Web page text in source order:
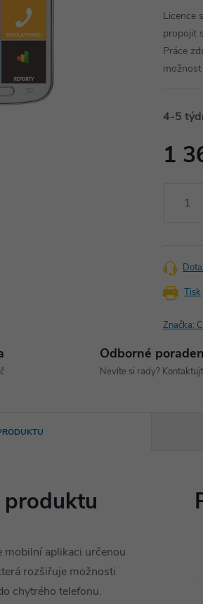
Licence
propojit
Práce
4-5
1
Tisk
Značka:
Odborné
Nevíte si rady?
mobilní aplikaci určenou
rozšiřuje možnosti
chytrého telefonu.